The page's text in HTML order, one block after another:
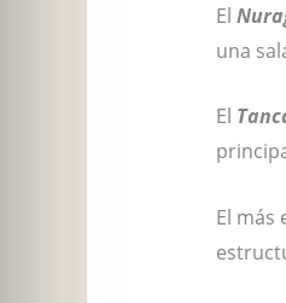
El
una
El
El más